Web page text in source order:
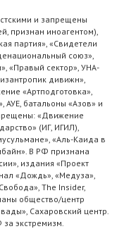
и запрещены
признан иноагентом),
партия», «Свидетели
союз»,
«Правый сектор», УНА-
дивижн»,
«Артподготовка»,
АУЕ, батальоны «Азов» и
«Движение
(ИГ, ИГИЛ),
«Аль-Каида в
В РФ признана
издания «Проект
«Дождь», «Медуза»,
The Insider,
общество/центр
Сахаровский центр.
экстремизм.